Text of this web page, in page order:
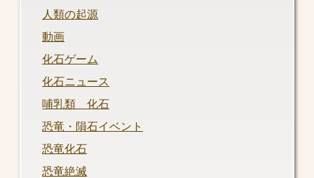
人類の起源
動画
化石ゲーム
化石ニュース
哺乳類 化石
恐竜・隕石イベント
恐竜化石
恐竜絶滅